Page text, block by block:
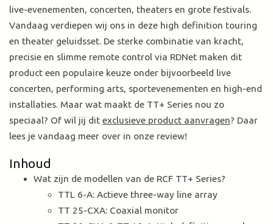
live-evenementen, concerten, theaters en grote festivals.
Vandaag verdiepen wij ons in deze high definition touring
en theater geluidsset. De sterke combinatie van kracht,
precisie en slimme remote control via RDNet maken dit
product een populaire keuze onder bijvoorbeeld live
concerten, performing arts, sportevenementen en high-end
installaties. Maar wat maakt de TT+ Series nou zo
speciaal? Of wil jij dit exclusieve product aanvragen? Daar
lees je vandaag meer over in onze review!
Inhoud
Wat zijn de modellen van de RCF TT+ Series?
TTL 6-A: Actieve three-way line array
TT 25-CXA: Coaxial monitor